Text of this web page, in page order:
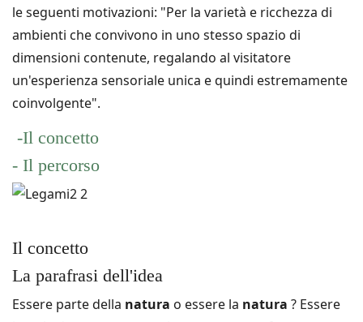
le seguenti motivazioni: "Per la varietà e ricchezza di
ambienti che convivono in uno stesso spazio di
dimensioni contenute, regalando al visitatore
un'esperienza sensoriale unica e quindi estremamente
coinvolgente".
-Il concetto
- Il percorso
Il concetto
La parafrasi dell'idea
Essere parte della natura o essere la natura ? Essere